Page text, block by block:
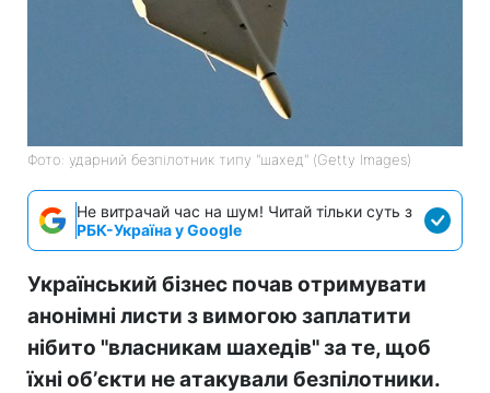
Фото: ударний безпілотник типу "шахед" (Getty Images)
Не витрачай час на шум! Читай тільки суть з
РБК-Україна у Google
Український бізнес почав отримувати
анонімні листи з вимогою заплатити
нібито "власникам шахедів" за те, щоб
їхні обʼєкти не атакували безпілотники.